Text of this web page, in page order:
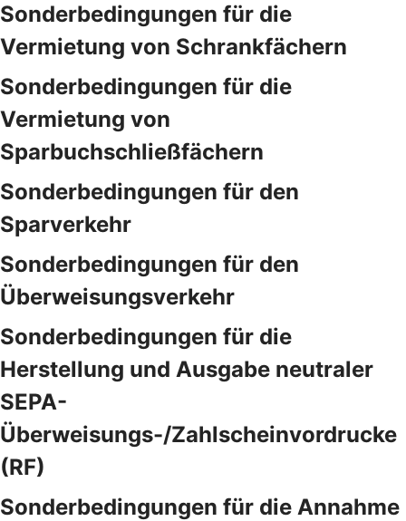
Sonderbedingungen für die
Vermietung von Schrankfächern
Sonderbedingungen für die
Vermietung von
Sparbuchschließfächern
Sonderbedingungen für den
Sparverkehr
Sonderbedingungen für den
Überweisungsverkehr
Sonderbedingungen für die
Herstellung und Ausgabe neutraler
SEPA-
Überweisungs-/Zahlscheinvordrucke
(RF)
Sonderbedingungen für die Annahme